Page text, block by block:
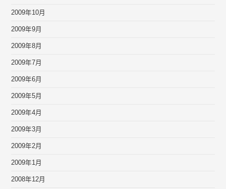
2009年10月
2009年9月
2009年8月
2009年7月
2009年6月
2009年5月
2009年4月
2009年3月
2009年2月
2009年1月
2008年12月